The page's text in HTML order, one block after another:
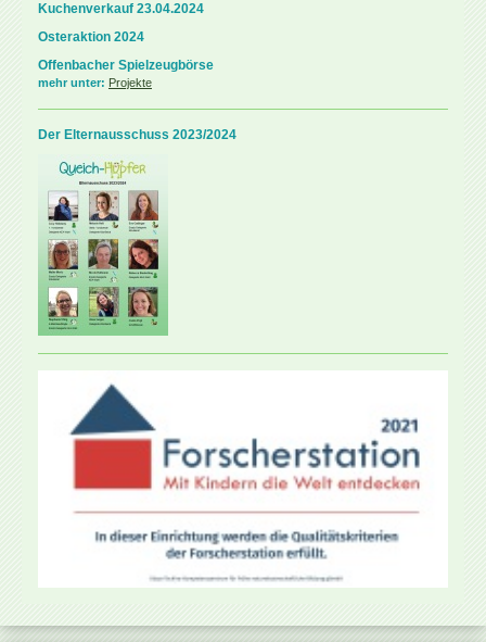
Kuchenverkauf 23.04.2024
Osteraktion 2024
Offenbacher Spielzeugbörse
mehr unter: Projekte
Der Elternausschuss 2023/2024